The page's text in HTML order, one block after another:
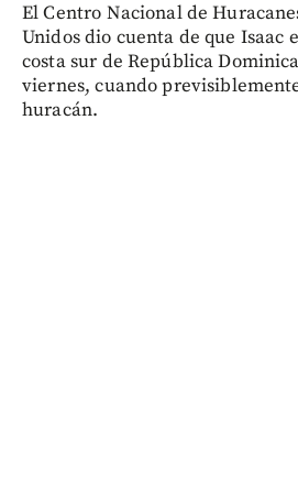
El Centro Nacional de
Unidos dio cuenta de que Isaac
costa sur de República
viernes, cuando
huracán.